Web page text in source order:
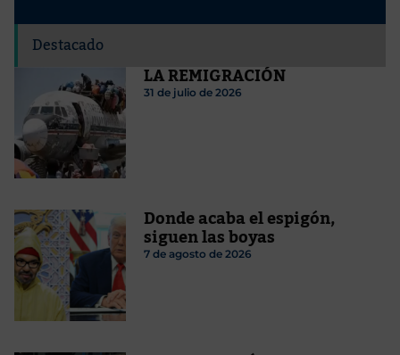
Destacado
LA REMIGRACIÓN
31 de julio de 2026
Donde acaba el espigón,
siguen las boyas
7 de agosto de 2026